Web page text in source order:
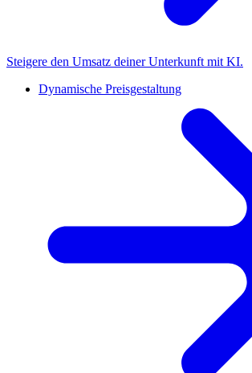
Steigere den Umsatz deiner Unterkunft mit KI.
Dynamische Preisgestaltung